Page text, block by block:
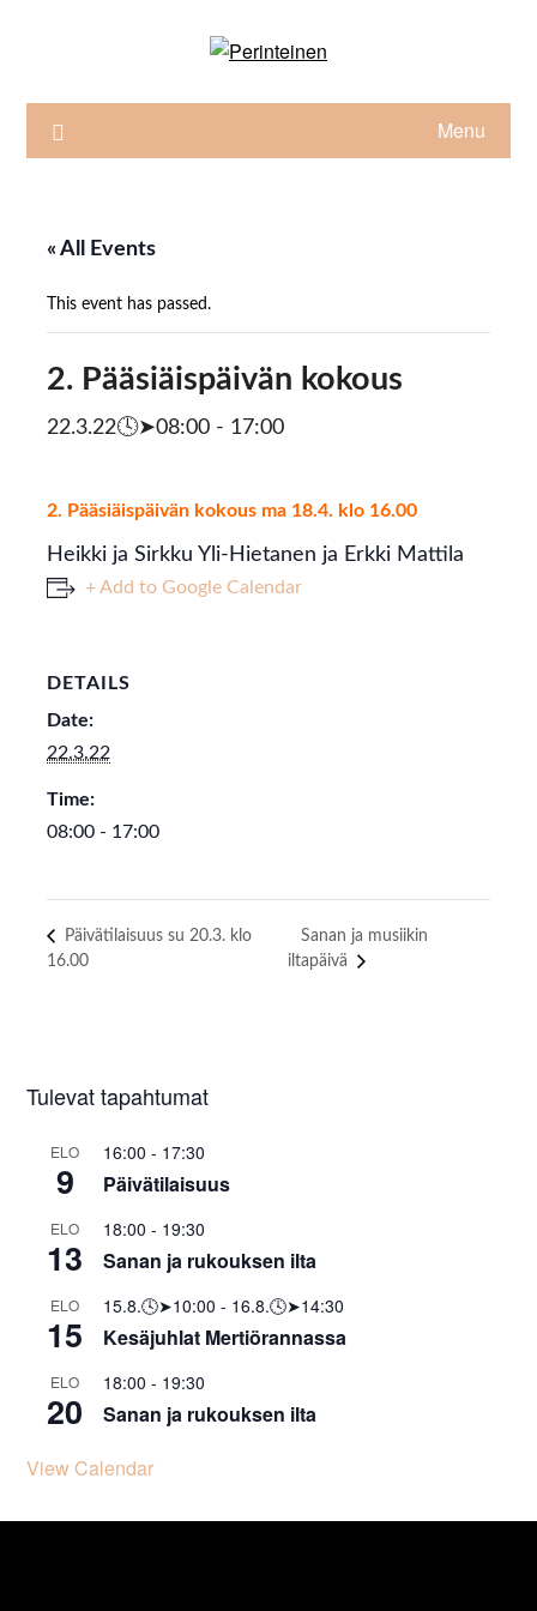
Menu
« All Events
This event has passed.
2. Pääsiäispäivän kokous
22.3.22🕓➤08:00- 17:00
2. Pääsiäispäivän kokous ma 18.4. klo 16.00
Heikki ja Sirkku Yli-Hietanen ja Erkki Mattila
+ Add to Google Calendar
DETAILS
Date:
22.3.22
Time:
08:00 - 17:00
Päivätilaisuus su 20.3. klo
16.00
Sanan ja musiikin
iltapäivä
Tulevat tapahtumat
ELO
9
16:00 - 17:30
Päivätilaisuus
ELO
13
18:00 - 19:30
Sanan ja rukouksen ilta
ELO
15
15.8.🕓➤10:00 - 16.8.🕓➤14:30
Kesäjuhlat Mertiörannassa
ELO
20
18:00 - 19:30
Sanan ja rukouksen ilta
View Calendar